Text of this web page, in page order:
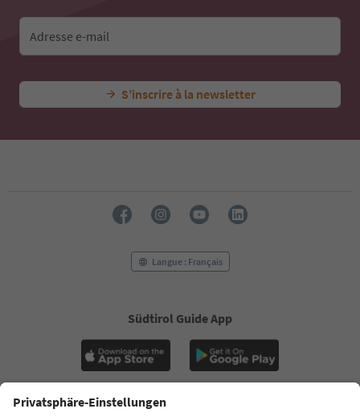
Adresse e-mail
S’inscrire à la newsletter
Langue : Français
Südtirol Guide App